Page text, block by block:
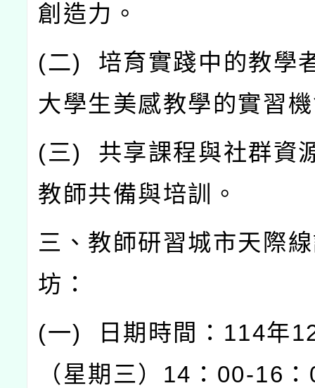
創造力。
(二) 培育實踐中的教學
大學生美感教學的實習
(三) 共享課程與社群資
教師共備與培訓。
三、教師研習城市天際
坊：
(一) 日期時間： 114年
（星期三） 14 ： 00-16 ：